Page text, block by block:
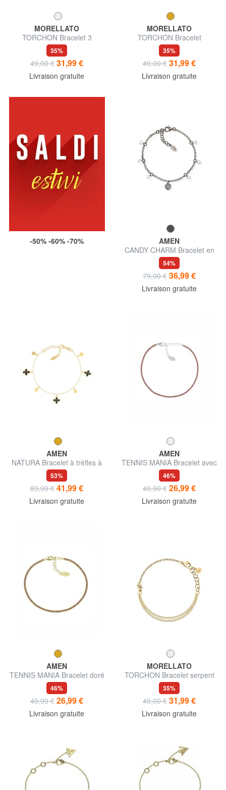
MORELLATO
TORCHON Bracelet 3
torchons
35%
49,00 € 31,99 €
Livraison gratuite
MORELLATO
TORCHON Bracelet
35%
49,00 € 31,99 €
Livraison gratuite
-50% -60% -70%
AMEN
CANDY CHARM Bracelet en
argent avec breloques
54%
79,90 € 36,99 €
Livraison gratuite
AMEN
NATURA Bracelet à trèfles à
quatre feuilles
53%
89,90 € 41,99 €
Livraison gratuite
AMEN
TENNIS MANIA Bracelet avec
zircon orange
46%
49,90 € 26,99 €
Livraison gratuite
AMEN
TENNIS MANIA Bracelet doré
orné de zirconias
46%
49,90 € 26,99 €
Livraison gratuite
MORELLATO
TORCHON Bracelet serpent
orné d'une croix et de cristaux
35%
49,00 € 31,99 €
Livraison gratuite